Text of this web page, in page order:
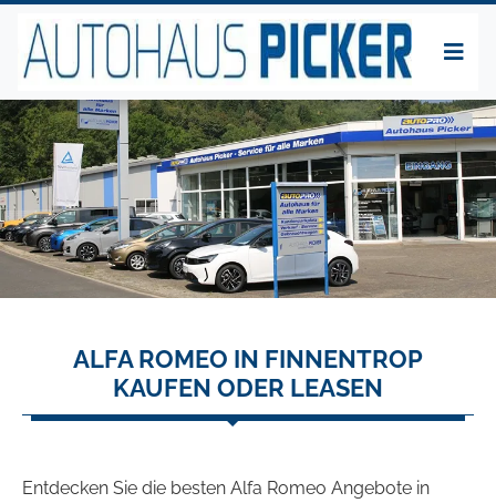
ALFA ROMEO IN FINNENTROP
KAUFEN ODER LEASEN
Entdecken Sie die besten Alfa Romeo Angebote in